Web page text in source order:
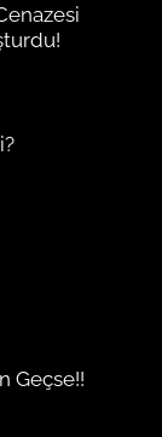
Geçse!!